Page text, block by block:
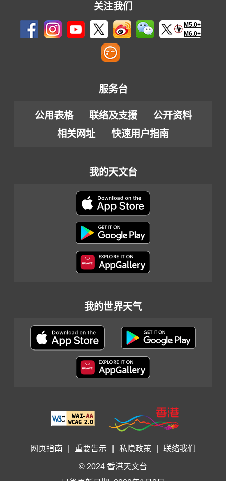
关注我们
M5.0+
M6.0+
服务台
公用表格 联络及支援
公开资料
相关网址
快速用户指南
我的天文台
我的世界天气
网页指南 重要告示 私隐政策 联络我们
© 2024 香港天文台